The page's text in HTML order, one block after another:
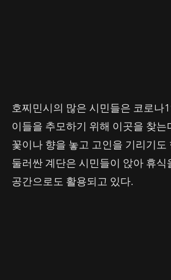
호찌민시의 많은 시민들은 코로나
이들을 추모하기 위해 이곳을 찾는
꽃이나 향을 놓고 고인을 기리기도
둘러싼 계단은 시민들이 앉아 휴식
공간으로도 활용되고 있다.